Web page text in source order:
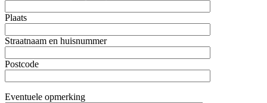
Plaats
Straatnaam en huisnummer
Postcode
Eventuele opmerking